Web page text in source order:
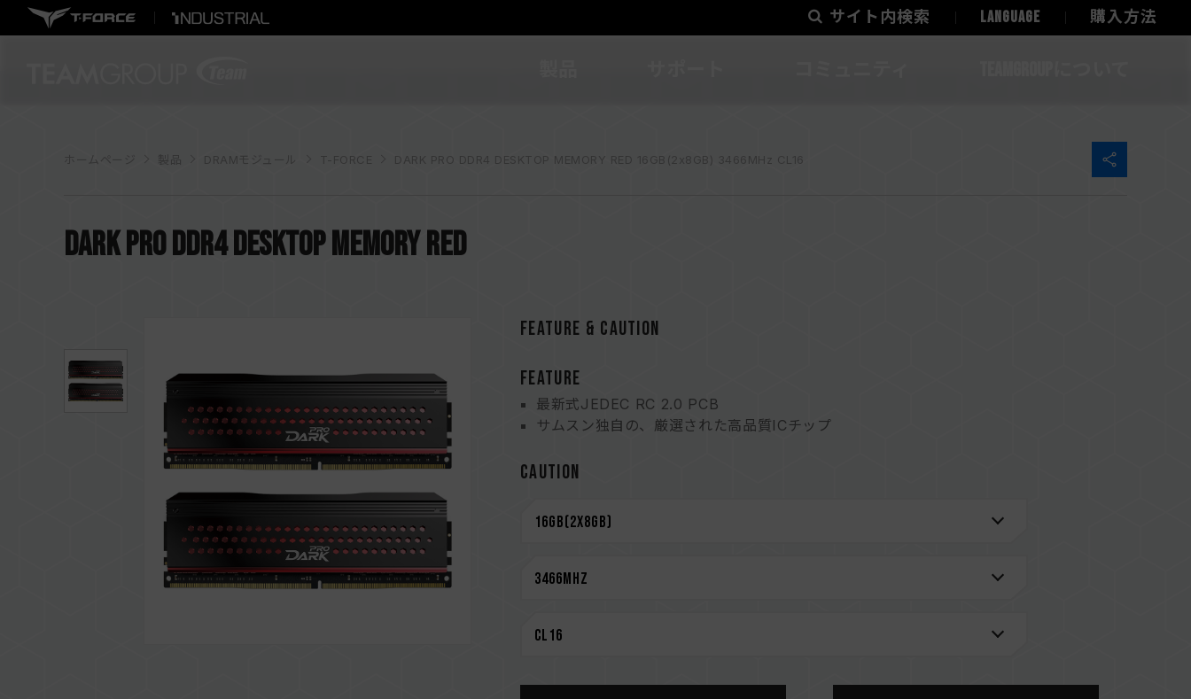
サイト内検索 LANGUAGE 購入方法
ホームページ DRAMモジュール T-FORCE DARK PRO DDR4 DESKTOP MEMORY RED 16GB(2x8GB) 3466MHz CL16
DARK PRO DDR4 DESKTOP MEMORY RED
FEATURE & CAUTION
FEATURE
最新式JEDEC RC 2.0 PCB
サムスン独自の、厳選された高品質ICチップ
CAUTION
さい。
メモリの最大動作周波数は、システムのBIOS設定、マザーボード、およびCPUの互換性
容量、周波数、ブランド、モデルが異なるメモリーを混在させないでください。各セット
CPUのメモリコントローラー（IMC）の性能（Performance）と現在使用しているマザ